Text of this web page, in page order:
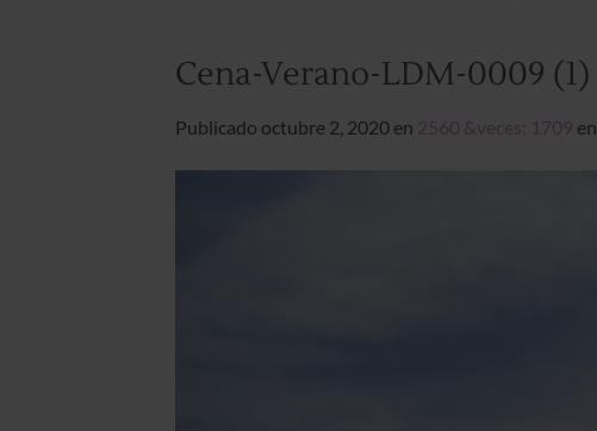
Cena-Verano-LDM-0009 (1)
Publicado octubre 2, 2020 en 2560 &veces; 1709 en